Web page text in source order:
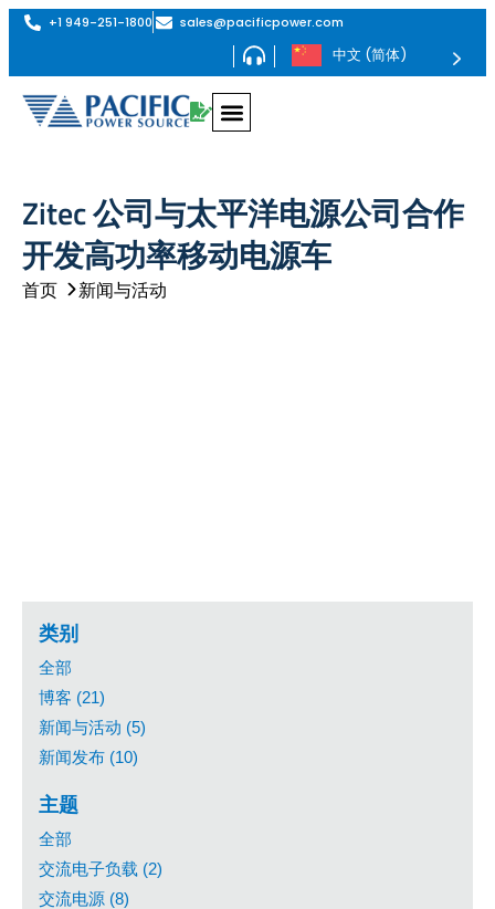
+1 949-251-1800 sales@pacificpower.com
中文 (简体)
Zitec 公司与太平洋电源公司合作
开发高功率移动电源车
首页 新闻与活动
类别
全部
博客 (21)
新闻与活动 (5)
新闻发布 (10)
主题
全部
交流电子负载 (2)
交流电源 (8)